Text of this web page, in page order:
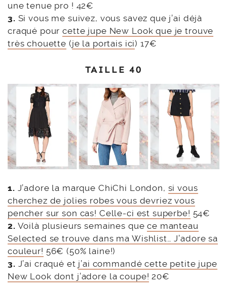
une tenue pro ! 42€
3. Si vous me suivez, vous savez que j’ai déjà
craqué pourcette jupe New Look que je trouve
très chouette (je la portais ici) 17€
TAILLE 40
1. J’adore la marque ChiChi London, si vous
cherchez de jolies robes vous devriez vous
pencher sur son cas! Celle-ci est superbe! 54€
2. Voilà plusieurs semaines quece manteau
Selected se trouve dans ma Wishlist… J’adore sa
couleur! 56€ (50% laine!)
3. J’ai craqué et j’ai commandé cette petite jupe
New Look dont j’adore la coupe! 20€